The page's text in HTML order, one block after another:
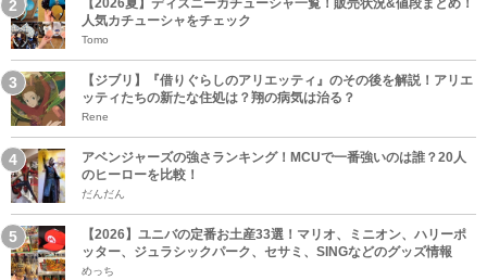
【2026夏】ディズニーカチューシャ一覧！販売状況&値段まとめ！
人気カチューシャをチェック
Tomo
【ジブリ】『借りぐらしのアリエッティ』のその後を解説！アリエ
ッティたちの新たな住処は？翔の病気は治る？
Rene
アベンジャーズの強さランキング！MCUで一番強いのは誰？20人
のヒーローを比較！
だんだん
【2026】ユニバの定番お土産33選！マリオ、ミニオン、ハリーポ
ッター、ジュラシックパーク、セサミ、SINGなどのグッズ情報
めっち